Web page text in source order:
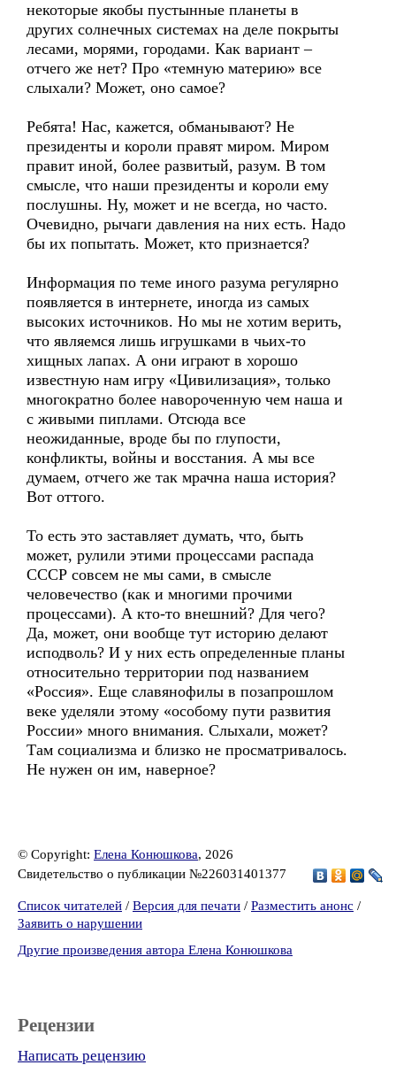
некоторые якобы пустынные планеты в
других солнечных системах на деле покрыты
лесами, морями, городами. Как вариант –
отчего же нет? Про «темную материю» все
слыхали? Может, оно самое?
Ребята! Нас, кажется, обманывают? Не
президенты и короли правят миром. Миром
правит иной, более развитый, разум. В том
смысле, что наши президенты и короли ему
послушны. Ну, может и не всегда, но часто.
Очевидно, рычаги давления на них есть. Надо
бы их попытать. Может, кто признается?
Информация по теме иного разума регулярно
появляется в интернете, иногда из самых
высоких источников. Но мы не хотим верить,
что являемся лишь игрушками в чьих-то
хищных лапах. А они играют в хорошо
известную нам игру «Цивилизация», только
многократно более навороченную чем наша и
с живыми пиплами. Отсюда все
неожиданные, вроде бы по глупости,
конфликты, войны и восстания. А мы все
думаем, отчего же так мрачна наша история?
Вот оттого.
То есть это заставляет думать, что, быть
может, рулили этими процессами распада
СССР совсем не мы сами, в смысле
человечество (как и многими прочими
процессами). А кто-то внешний? Для чего?
Да, может, они вообще тут историю делают
исподволь? И у них есть определенные планы
относительно территории под названием
«Россия». Еще славянофилы в позапрошлом
веке уделяли этому «особому пути развития
России» много внимания. Слыхали, может?
Там социализма и близко не просматривалось.
Не нужен он им, наверное?
© Copyright: Елена Конюшкова, 2026
Свидетельство о публикации №226031401377
Список читателей / Версия для печати / Разместить анонс /
Заявить о нарушении
Другие произведения автора Елена Конюшкова
Рецензии
Написать рецензию